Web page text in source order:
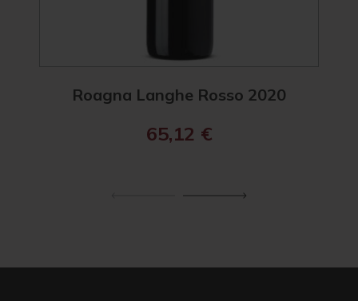
Roagna Langhe Rosso 2020
65,12 €